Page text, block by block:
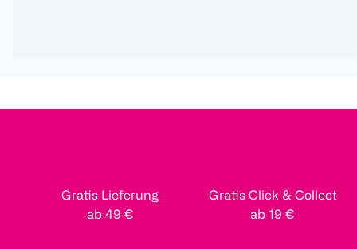
Gratis Lieferung
ab 49 €
Gratis Click & Collect
ab 19 €